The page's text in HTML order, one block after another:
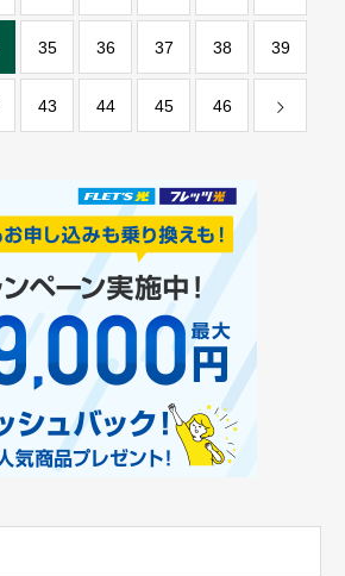
35 36 37 38 39
43 44 45 46